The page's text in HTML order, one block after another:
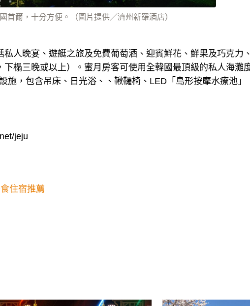
首爾，十分方便。（圖片提供／濟州新羅酒店）
人晚宴、遊艇之旅及免費葡萄酒、迎賓鮮花、鮮果及巧克力
榻三晚或以上）。蜜月房客可使用全韓國最頂級的私人海灘
施，包含吊床、日光浴、、鞦韆椅、LED「島形按摩水療池」
jeju
住宿推薦